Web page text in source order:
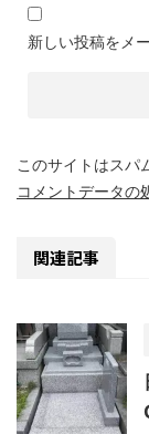
新しい投稿をメ
このサイトはスパ
コメントデータの
関連記事